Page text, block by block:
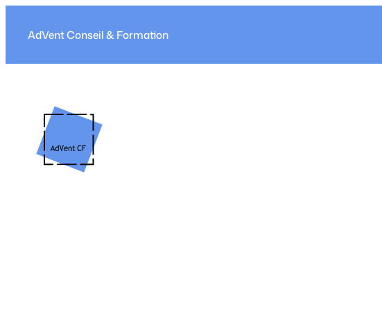
AdVent Conseil & Formation